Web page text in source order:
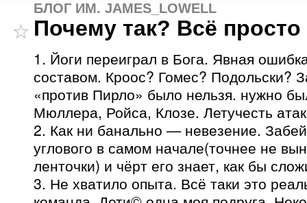
БЛОГ ИМ. JAMES_LOWELL
Почему так? Всё просто
1. Йоги переиграл в Бога. Явная
составом. Кроос? Гомес? Подольски?
«против Пирло» было нельзя. нужно
Мюллера, Ройса, Клозе. Летучесть
2. Как ни банально — невезение.
углового в самом начале(точнее не
ленточки) и чёрт его знает, как бы
3. Не хватило опыта. Всё таки это